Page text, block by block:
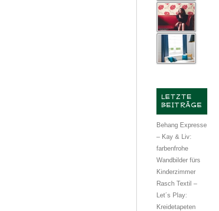
LETZTE
BEITRÄGE
Behang Expresse
– Kay & Liv:
farbenfrohe
Wandbilder fürs
Kinderzimmer
Rasch Textil –
Let´s Play:
Kreidetapeten